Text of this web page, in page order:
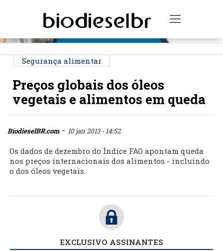
Toggle
Segurança alimentar
Preços globais dos óleos
vegetais e alimentos em queda
BiodieselBR.com- 10 jan 2013 - 14:52
Os dados de dezembro do Índice FAO apontam queda
nos preços internacionais dos alimentos - incluindo
o dos óleos vegetais.
EXCLUSIVO ASSINANTES